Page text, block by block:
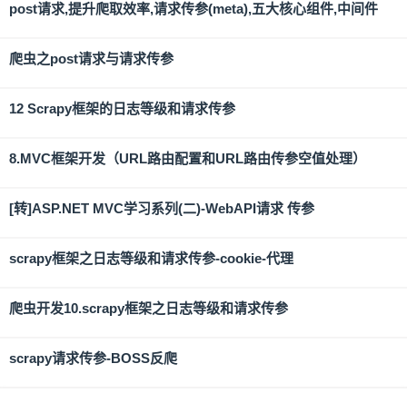
post请求,提升爬取效率,请求传参(meta),五大核心组件,中间件
爬虫之post请求与请求传参
12 Scrapy框架的日志等级和请求传参
8.MVC框架开发（URL路由配置和URL路由传参空值处理）
[转]ASP.NET MVC学习系列(二)-WebAPI请求 传参
scrapy框架之日志等级和请求传参-cookie-代理
爬虫开发10.scrapy框架之日志等级和请求传参
scrapy请求传参-BOSS反爬